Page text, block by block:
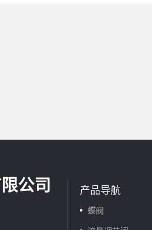
公司 产品导航
蝶阀